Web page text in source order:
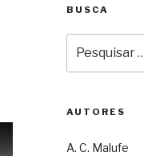
BUSCA
por:
AUTORES
A. C. Malufe